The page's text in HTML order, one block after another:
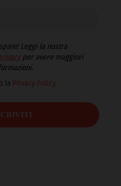
Leggi la nostra
per avere maggiori
la Privacy Policy